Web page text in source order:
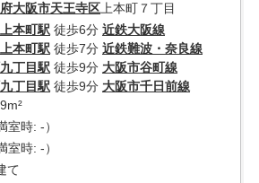
大阪市天王寺区 上本町７丁目
本町駅 徒歩6分 近鉄大阪線
本町駅 徒歩7分 近鉄難波・奈良線
丁目駅 徒歩9分 大阪市谷町線
丁目駅 徒歩9分 大阪市千日前線
室時: -）
室時: -）
て